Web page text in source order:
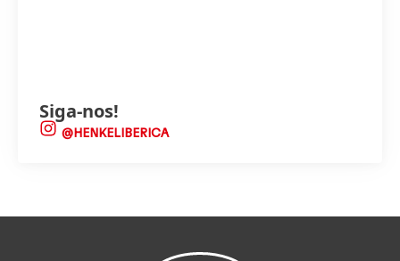
Siga-nos!
@HENKELIBERICA